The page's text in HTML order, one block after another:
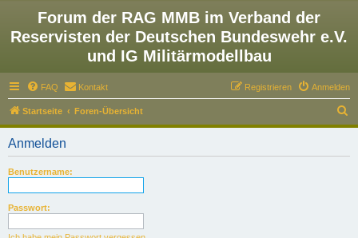
Forum der RAG MMB im Verband der
Reservisten der Deutschen Bundeswehr e.V.
und IG Militärmodellbau
FAQ Kontakt Anmelden
Registrieren
Startseite Foren-Übersicht
u
Anmelden
Benutzername:
Passwort: